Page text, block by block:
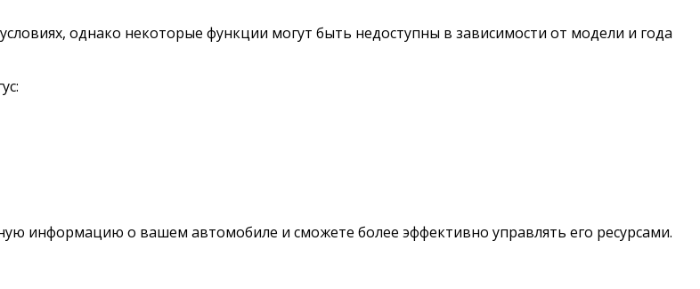
однако некоторые функции могут быть недоступны в зависимости от модели и года
информацию о вашем автомобиле и сможете более эффективно управлять его ресурсами.